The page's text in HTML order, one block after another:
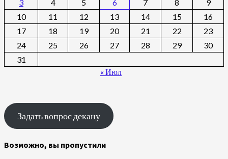
3 4 5 6 7 8
9
10
11 12 13 14 15
16
17
18 19 20 21 22
23
24
25 26 27 28 29
30
31
« Июл
Задать вопрос декану
Возможно, вы пропустили